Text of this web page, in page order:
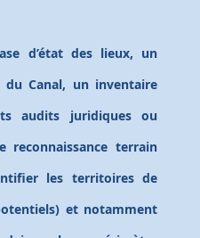
d’état des lieux, un
du Canal, un inventaire
audits juridiques ou
reconnaissance terrain
les territoires de
et notamment